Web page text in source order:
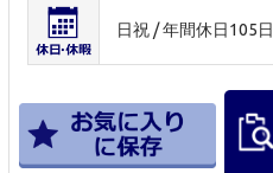
日祝 / 年間休日105日